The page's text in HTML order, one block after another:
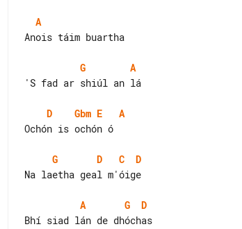
A
Anois táim buartha
G
A
'S fad ar shiúl an lá
D Gbm E
A
Ochón is ochón ó
G D C
D
Na laetha geal m'óige
A G
D
Bhí siad lán de dhóchas